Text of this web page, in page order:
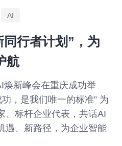
AI
行者计划”，为
航
焕新峰会在重庆成功举
，是我们唯一的标准” 为
、标杆企业代表，共话AI
遇、新路径，为企业智能